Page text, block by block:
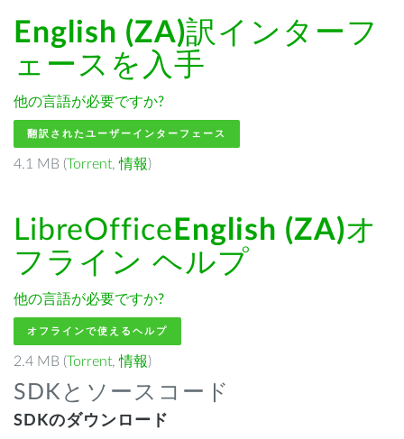
English (ZA)訳インターフ
ェースを入手
他の言語が必要ですか?
翻訳されたユーザーインターフェース
4.1 MB (Torrent,情報)
LibreOffice English (ZA)オ
フライン ヘルプ
他の言語が必要ですか?
オフラインで使えるヘルプ
2.4 MB (Torrent,情報)
SDKとソースコード
SDKのダウンロード